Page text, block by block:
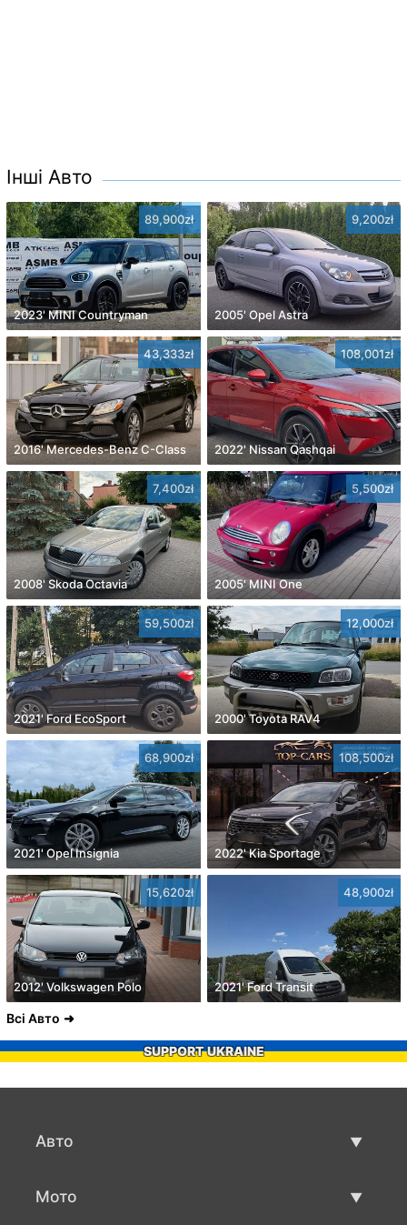
Інші Авто
89,900zł
2023' MINI Countryman
9,200zł
2005' Opel Astra
43,333zł
2016' Mercedes-Benz C-Class
108,001zł
2022' Nissan Qashqai
7,400zł
2008' Skoda Octavia
5,500zł
2005' MINI One
59,500zł
2021' Ford EcoSport
12,000zł
2000' Toyota RAV4
68,900zł
2021' Opel Insignia
108,500zł
2022' Kia Sportage
15,620zł
2012' Volkswagen Polo
48,900zł
2021' Ford Transit
Всі Авто
SUPPORT UKRAINE
Авто
Мото